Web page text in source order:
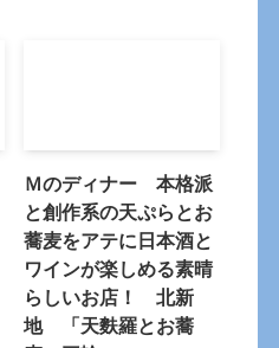
Ｍのディナー 本格派
と創作系の天ぷらとお
蕎麦をアテに日本酒と
ワインが楽しめる素晴
らしいお店！ 北新
地 「天麩羅とお蕎